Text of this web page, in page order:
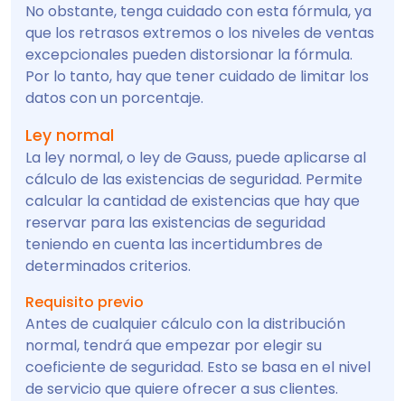
No obstante, tenga cuidado con esta fórmula, ya
que los retrasos extremos o los niveles de ventas
excepcionales pueden distorsionar la fórmula.
Por lo tanto, hay que tener cuidado de limitar los
datos con un porcentaje.
Ley normal
La ley normal, o ley de Gauss, puede aplicarse al
cálculo de las existencias de seguridad. Permite
calcular la cantidad de existencias que hay que
reservar para las existencias de seguridad
teniendo en cuenta las incertidumbres de
determinados criterios.
Requisito previo
Antes de cualquier cálculo con la distribución
normal, tendrá que empezar por elegir su
coeficiente de seguridad. Esto se basa en el nivel
de servicio que quiere ofrecer a sus clientes.